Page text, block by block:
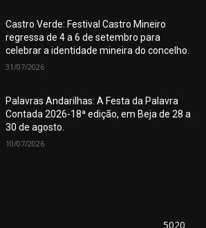
Castro Verde: Festival Castro Mineiro
regressa de 4 a 6 de setembro para
celebrar a identidade mineira do concelho.
31/07/2026
Palavras Andarilhas: A Festa da Palavra
Contada 2026-18ª edição, em Beja de 28 a
30 de agosto.
10/07/2026
5020